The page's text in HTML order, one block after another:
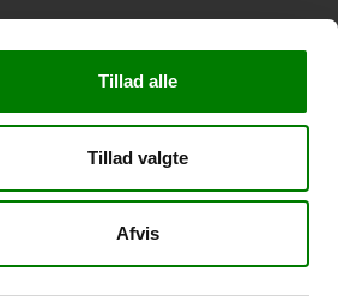
Tillad alle
Tillad valgte
Afvis